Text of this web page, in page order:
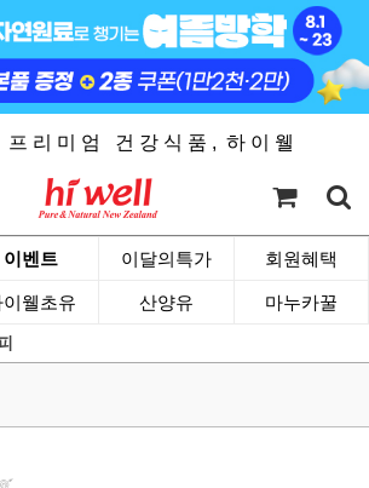
리 미 엄 건 강 식 품 , 하 이 웰
이벤트 이달의특가 회원혜택
이웰초유 산양유 마누카꿀